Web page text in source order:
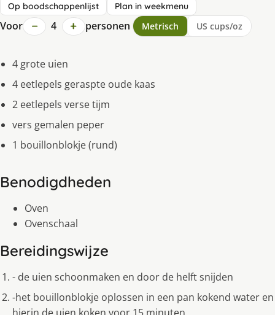
Op boodschappenlijst Plan in weekmenu
Voor − 4 + personen Metrisch US cups/oz
4 grote uien
4 eetlepels geraspte oude kaas
2 eetlepels verse tijm
vers gemalen peper
1 bouillonblokje (rund)
Benodigdheden
Oven
Ovenschaal
Bereidingswijze
- de uien schoonmaken en door de helft snijden
-het bouillonblokje oplossen in een pan kokend water en